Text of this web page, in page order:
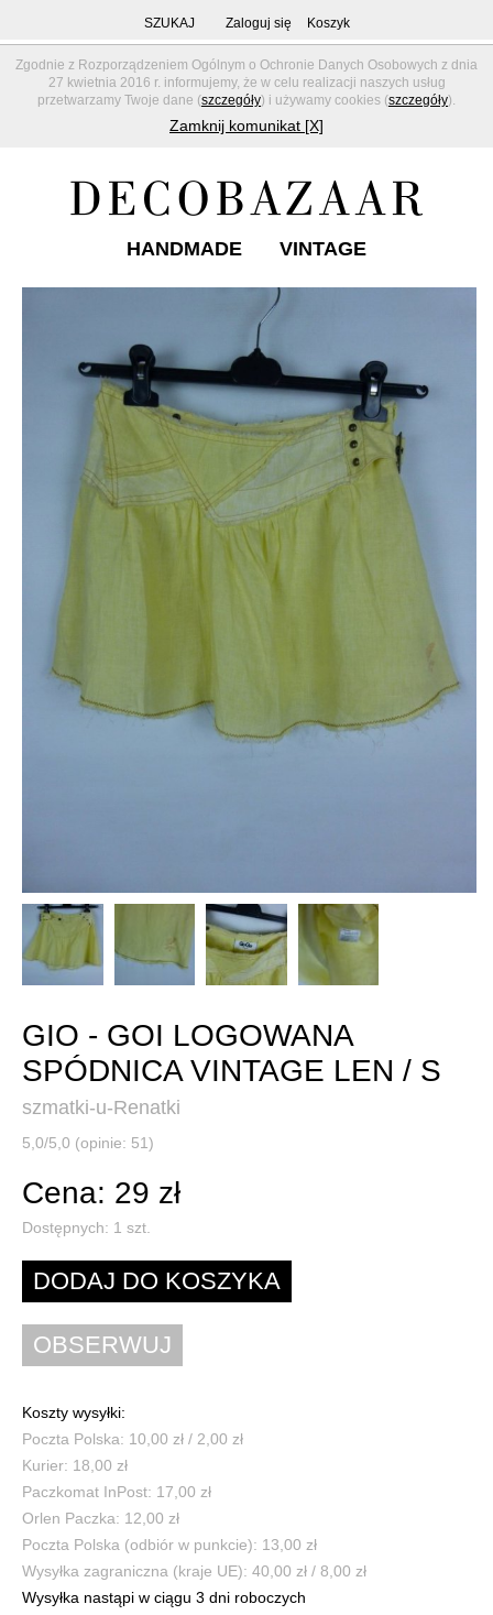
Zgodnie z Rozporządzeniem Ogólnym o Ochronie Danych Osobowych z dnia
27 kwietnia 2016 r. informujemy, że w celu realizacji naszych usług
przetwarzamy Twoje dane (szczegóły) i używamy cookies (szczegóły).
Zamknij komunikat [X]
SZUKAJ Zaloguj się Koszyk
HANDMADE VINTAGE
GIO - GOI LOGOWANA
SPÓDNICA VINTAGE LEN / S
szmatki-u-Renatki
5,0/5,0 (opinie: 51)
Cena: 29 zł
Dostępnych: 1 szt.
Koszty wysyłki:
Poczta Polska: 10,00 zł / 2,00 zł
Kurier: 18,00 zł
Paczkomat InPost: 17,00 zł
Orlen Paczka: 12,00 zł
Poczta Polska (odbiór w punkcie): 13,00 zł
Wysyłka zagraniczna (kraje UE): 40,00 zł / 8,00 zł
Wysyłka nastąpi w ciągu 3 dni roboczych